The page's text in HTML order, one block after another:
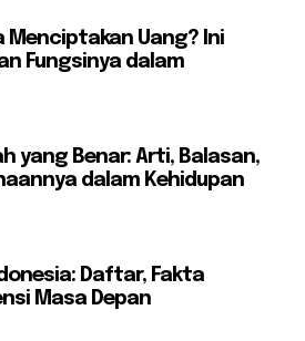
Menciptakan Uang? Ini
Fungsinya dalam
yang Benar: Arti, Balasan,
dalam Kehidupan
Daftar, Fakta
Masa Depan